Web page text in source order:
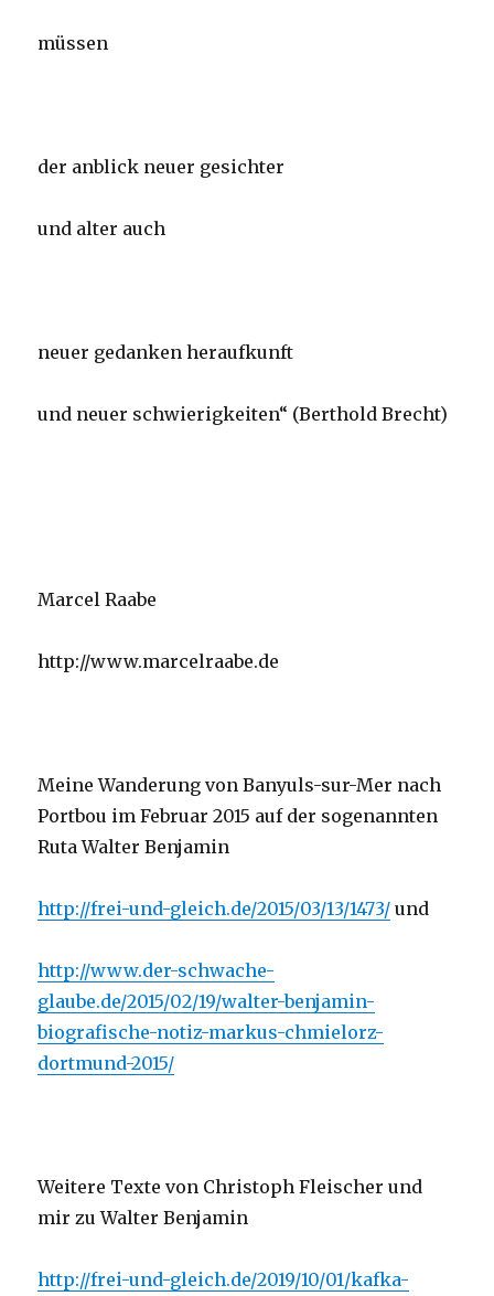
müssen
der anblick neuer gesichter
und alter auch
neuer gedanken heraufkunft
und neuer schwierigkeiten“ (Berthold Brecht)
Marcel Raabe
http://www.marcelraabe.de
Meine Wanderung von Banyuls-sur-Mer nach
Portbou im Februar 2015 auf der sogenannten
Ruta Walter Benjamin
http://frei-und-gleich.de/2015/03/13/1473/ und
http://www.der-schwache-
glaube.de/2015/02/19/walter-benjamin-
biografische-notiz-markus-chmielorz-
dortmund-2015/
Weitere Texte von Christoph Fleischer und
mir zu Walter Benjamin
http://frei-und-gleich.de/2019/10/01/kafka-